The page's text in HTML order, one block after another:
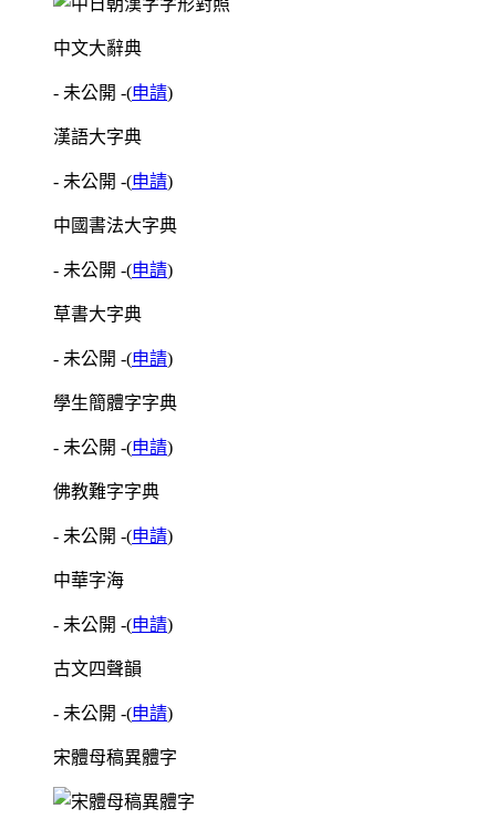
中文大辭典
- 未公開 -(申請)
漢語大字典
- 未公開 -(申請)
中國書法大字典
- 未公開 -(申請)
草書大字典
- 未公開 -(申請)
學生簡體字字典
- 未公開 -(申請)
佛教難字字典
- 未公開 -(申請)
中華字海
- 未公開 -(申請)
古文四聲韻
- 未公開 -(申請)
宋體母稿異體字